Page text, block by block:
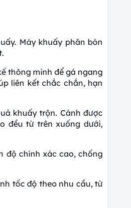
Máy khuấy phân bón
thông minh để gá ngang
liên kết chắc chắn, hạn
khuấy trộn. Cánh được
đều từ trên xuống dưới,
độ chính xác cao, chống
tốc độ theo nhu cầu, từ